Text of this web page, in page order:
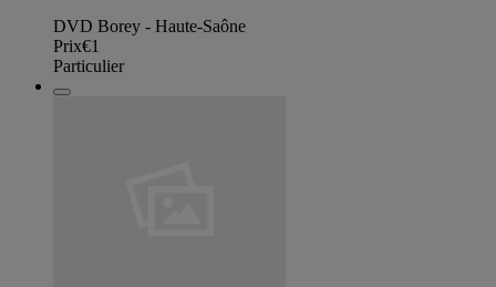
DVD Borey - Haute-Saône
Prix€1
Particulier